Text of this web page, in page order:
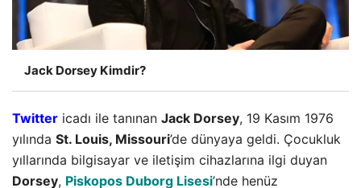
Jack Dorsey Kimdir?
Twitter icadı ile tanınan Jack Dorsey, 19 Kasım 1976
yılında St. Louis, Missouri’de dünyaya geldi. Çocukluk
yıllarında bilgisayar ve iletişim cihazlarına ilgi duyan
Dorsey, Piskopos Duborg Lisesi’nde henüz